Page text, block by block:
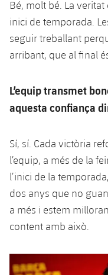
Bé, molt bé. La
inici de temporada.
seguir treballant
arribant, que al final
L’equip transmet
aquesta confiança
Sí, sí. Cada victòria
l’equip, a més de la
l’inici de la
dos anys que no
a més i estem
content amb això.